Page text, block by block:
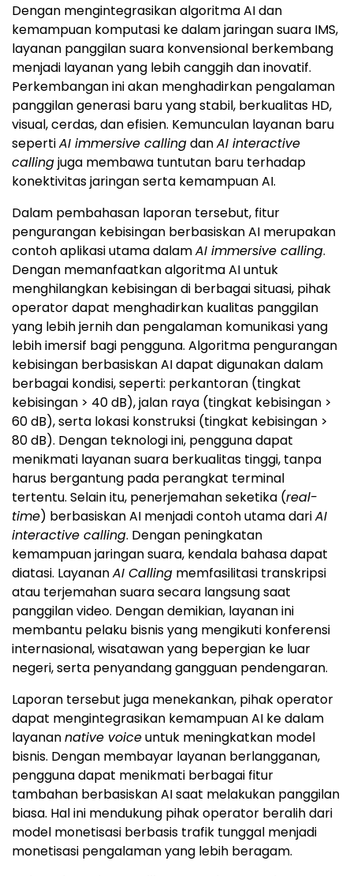
visual, cerdas, dan efisien. Kemunculan layanan baru
sepertiAI immersive callingdanAI interactive
callingjuga membawa tuntutan baru terhadap
konektivitas jaringan serta kemampuan AI.
Dalam pembahasan laporan tersebut, fitur
pengurangan kebisingan berbasiskan AI merupakan
contoh aplikasi utama dalamAI immersive calling
Dengan memanfaatkan algoritma AI untuk
menghilangkan kebisingan di berbagai situasi, pihak
yang lebih jernih dan pengalaman komunikasi yang
lebih imersif bagi pengguna. Algoritma pengurangan
kebisingan berbasiskan AI dapat digunakan dalam
berbagai kondisi, seperti: perkantoran (tingkat
kebisingan > 40 dB), jalan raya (tingkat kebisingan >
60 dB), serta lokasi konstruksi (tingkat kebisingan >
80 dB). Dengan teknologi ini, pengguna dapat
menikmati layanan suara berkualitas tinggi, tanpa
harus bergantung pada perangkat terminal
tertentu. Selain itu, penerjemahan seketika (real-
time) berbasiskan AI menjadi contoh utama dariAI
interactive calling. Dengan peningkatan
kemampuan jaringan suara, kendala bahasa dapat
diatasi. LayananAI Calling memfasilitasi transkripsi
atau terjemahan suara secara langsung saat
panggilan video. Dengan demikian, layanan ini
membantu pelaku bisnis yang mengikuti konferensi
internasional, wisatawan yang bepergian ke luar
negeri, serta penyandang gangguan pendengaran.
Laporan tersebut juga menekankan, pihak operator
dapat mengintegrasikan kemampuan AI ke dalam
layanannative voiceuntuk meningkatkan model
bisnis. Dengan membayar layanan berlangganan,
pengguna dapat menikmati berbagai fitur
biasa. Hal ini mendukung pihak operator beralih dari
model monetisasi berbasis trafik tunggal menjadi
monetisasi pengalaman yang lebih beragam.
Dalam skenarioAI Calling, metode mengukur
pengalaman pengguna menjadi tantangan baru bagi
pihak operator. Maka, laporan ini secara sistematis
mendefinisikan model evaluasi pengalamanAI
Calling. Selain tiga indikator pengalaman pada